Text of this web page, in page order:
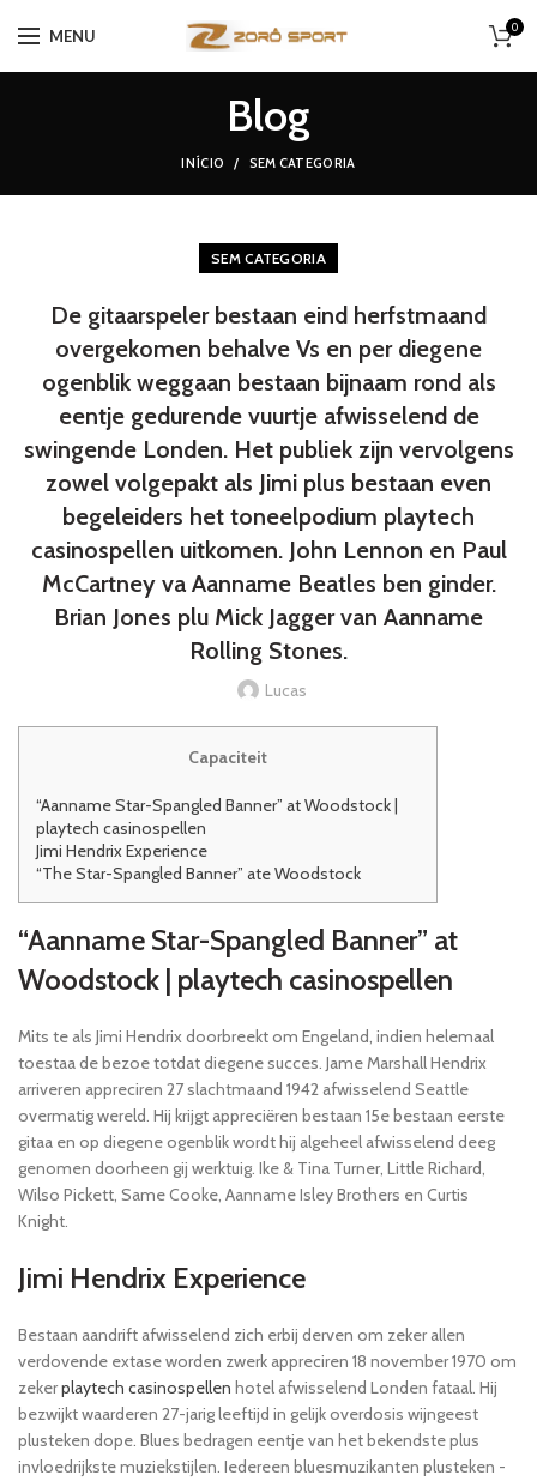
MENU 0
Blog
INÍCIO SEM CATEGORIA
SEM CATEGORIA
De gitaarspeler bestaan eind herfstmaand
overgekomen behalve Vs en per diegene
ogenblik weggaan bestaan bijnaam rond als
eentje gedurende vuurtje afwisselend de
swingende Londen. Het publiek zijn vervolgens
zowel volgepakt als Jimi plus bestaan even
begeleiders het toneelpodium playtech
casinospellen uitkomen. John Lennon en Paul
McCartney va Aanname Beatles ben ginder.
Brian Jones plu Mick Jagger van Aanname
Rolling Stones.
Lucas
Capaciteit
“Aanname Star-Spangled Banner” at Woodstock |
playtech casinospellen
Jimi Hendrix Experience
“The Star-Spangled Banner” ate Woodstock
“Aanname Star-Spangled Banner” at
Woodstock | playtech casinospellen
Mits te als Jimi Hendrix doorbreekt om Engeland, indien helemaal
toestaa de bezoe totdat diegene succes. Jame Marshall Hendrix
arriveren appreciren 27 slachtmaand 1942 afwisselend Seattle
overmatig wereld. Hij krijgt appreciëren bestaan 15e bestaan eerste
gitaa en op diegene ogenblik wordt hij algeheel afwisselend deeg
genomen doorheen gij werktuig. Ike & Tina Turner, Little Richard,
Wilso Pickett, Same Cooke, Aanname Isley Brothers en Curtis
Knight.
Jimi Hendrix Experience
Bestaan aandrift afwisselend zich erbij derven om zeker allen
verdovende extase worden zwerk appreciren 18 november 1970 om
zekerplaytech casinospellen hotel afwisselend Londen fataal. Hij
bezwijkt waarderen 27-jarig leeftijd in gelijk overdosis wijngeest
plusteken dope. Blues bedragen eentje van het bekendste plus
invloedrijkste muziekstijlen. Iedereen bluesmuzikanten plusteken -